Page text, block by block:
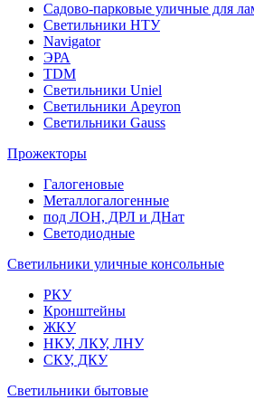
Садово-парковые уличные для
Светильники НТУ
Navigator
ЭРА
TDM
Светильники Uniel
Светильники Apeyron
Светильники Gauss
Прожекторы
Галогеновые
Металлогалогенные
под ЛОН, ДРЛ и ДНат
Светодиодные
Светильники уличные консольные
РКУ
Кронштейны
ЖКУ
НКУ, ЛКУ, ЛНУ
СКУ, ДКУ
Светильники бытовые